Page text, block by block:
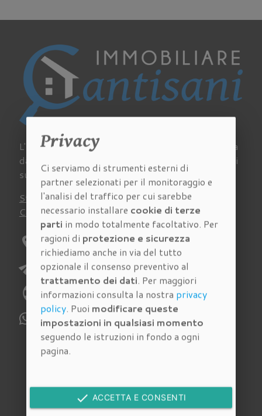
L'Agenzia Immobiliare Cantisani a Firenze si occupa
da sempre di acquisto, vendita e affitto di immobili
su tutto il territorio della provincia fiorentina.
Stima Chi siamo Lavora con noi Newsletter
Contatti Virtual Tour Recensioni
location_on Indirizzo:Via Pagnini 27/A Firenze
send E-mail:richieste@immobiliarecantisani.com
phone Telefono:055 4620186
WhatsApp:329 112 6159
Cerca tra gliimmobili in venditadella nostra
agenzia immobiliare a Firenze
Privacy
Ci serviamo di strumenti esterni di
partner selezionati per il monitoraggio e
l'analisi del traffico per cui sarebbe
necessario installare cookie di terze
parti in modo totalmente facoltativo. Per
ragioni di protezione e sicurezza
richiediamo anche in via del tutto
opzionale il consenso preventivo al
trattamento dei dati. Per maggiori
informazioni consulta la nostra privacy
policy. Puoi modificare queste
impostazioni in qualsiasi momento
seguendo le istruzioni in fondo a ogni
pagina.
done ACCETTA E CONSENTI